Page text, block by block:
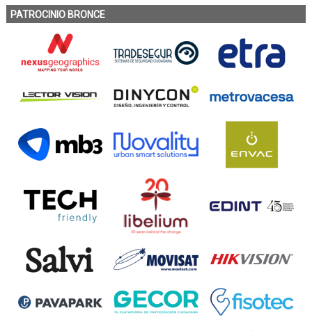
PATROCINIO BRONCE